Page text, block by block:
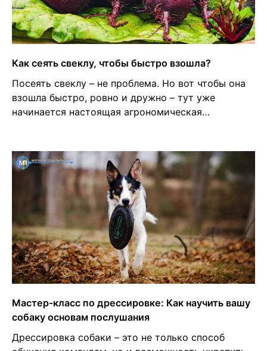
Как сеять свеклу, чтобы быстро взошла?
Посеять свеклу – не проблема. Но вот чтобы она
взошла быстро, ровно и дружно – тут уже
начинается настоящая агрономическая…
Мастер-класс по дрессировке: Как научить вашу
собаку основам послушания
Дрессировка собаки – это не только способ